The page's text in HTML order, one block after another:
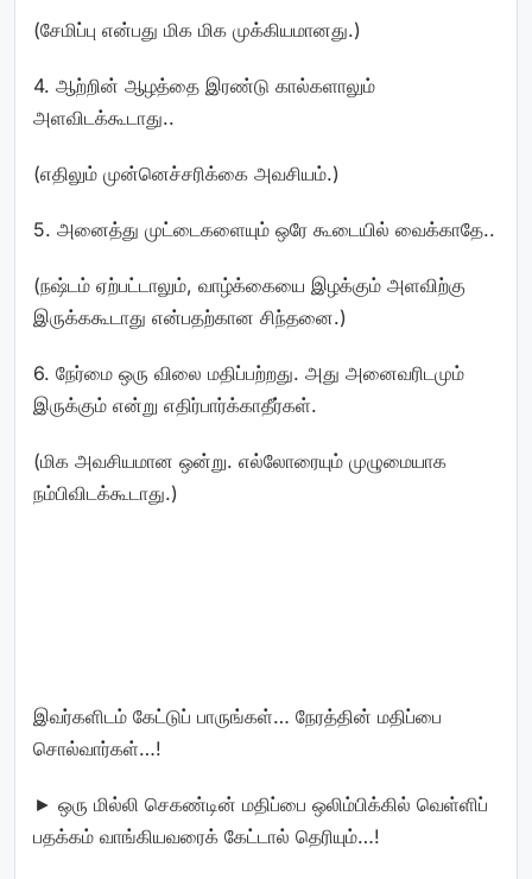
(சேமிப்பு என்பது மிக மிக முக்கியமானது.)
4. ஆற்றின் ஆழத்தை இரண்டு கால்களாலும்
அளவிடக்கூடாது..
(எதிலும் முன்னெச்சரிக்கை அவசியம்.)
5. அனைத்து முட்டைகளையும் ஒரே கூடையில் வைக்காதே..
(நஷ்டம் ஏற்பட்டாலும், வாழ்க்கையை இழக்கும் அளவிற்கு
இருக்ககூடாது என்பதற்கான சிந்தனை.)
6. நேர்மை ஒரு விலை மதிப்பற்றது. அது அனைவரிடமும்
இருக்கும் என்று எதிர்பார்க்காதீர்கள்.
(மிக அவசியமான ஒன்று. எல்லோரையும் முழுமையாக
நம்பிவிடக்கூடாது.)
இவர்களிடம் கேட்டுப் பாருங்கள்… நேரத்தின் மதிப்பை
சொல்வார்கள்…!
► ஒரு மில்லி செகண்டின் மதிப்பை ஒலிம்பிக்கில் வெள்ளிப்
பதக்கம் வாங்கியவரைக் கேட்டால் தெரியும்…!